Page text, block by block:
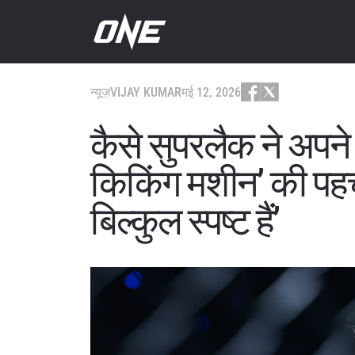
न्यूज़VIJAY KUMARमई 12, 2026
कैसे सुपरलैक ने अपने
किकिंग मशीन’ की
बिल्कुल स्पष्ट हैं’